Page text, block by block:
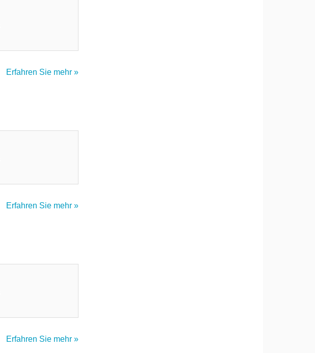
Erfahren Sie mehr »
Erfahren Sie mehr »
Erfahren Sie mehr »